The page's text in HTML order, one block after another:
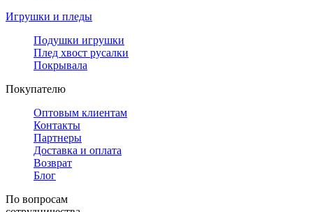
Игрушки и пледы
Подушки игрушки
Плед хвост русалки
Покрывала
Покупателю
Оптовым клиентам
Контакты
Партнеры
Доставка и оплата
Возврат
Блог
По вопросам